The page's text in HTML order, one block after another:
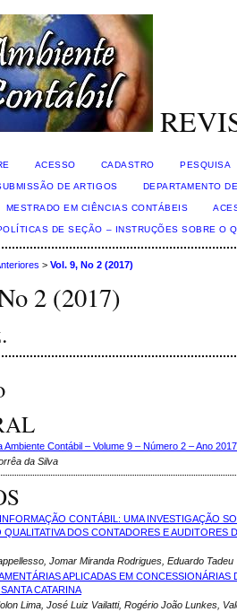
ACESSO CADASTRO PESQUISA
DE ARTIGOS DEPARTAMENTO
MESTRADO EM CIÊNCIAS CONTÁBEIS
DE SEÇÃO – INSTRUÇÕES SOBRE O
> Vol. 9, No 2 (2017)
2 (2017)
Ambiente Contábil – Volume 9 – Número 2 – Ano
da Silva
CONTÁBIL: UMA INVESTIGAÇÃO
QUALITATIVA DOS CONTADORES E AUDITORES
Jomar Miranda Rodrigues, Eduardo Tadeu
APLICADAS EM CONCESSIONÁRIAS
CATARINA
Lima, José Luiz Vailatti, Rogério João Lunkes,